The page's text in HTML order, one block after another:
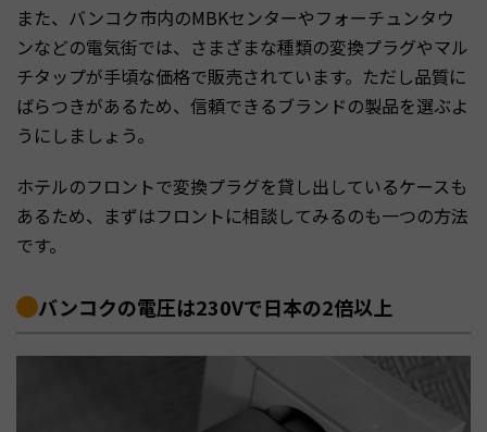
また、バンコク市内のMBKセンターやフォーチュンタウ
ンなどの電気街では、さまざまな種類の変換プラグやマル
チタップが手頃な価格で販売されています。ただし品質に
ばらつきがあるため、信頼できるブランドの製品を選ぶよ
うにしましょう。
ホテルのフロントで変換プラグを貸し出しているケースも
あるため、まずはフロントに相談してみるのも一つの方法
です。
バンコクの電圧は230Vで日本の2倍以上